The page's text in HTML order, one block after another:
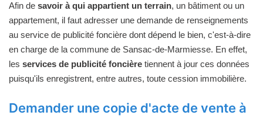
Afin de savoir à qui appartient un terrain, un bâtiment ou un
appartement, il faut adresser une demande de renseignements
au service de publicité foncière dont dépend le bien, c'est-à-dire
en charge de la commune de Sansac-de-Marmiesse. En effet,
les services de publicité foncière tiennent à jour ces données
puisqu'ils enregistrent, entre autres, toute cession immobilière.
Demander une copie d'acte de vente à